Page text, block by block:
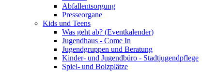
Abfallentsorgung
Presseorgane
Kids und Teens
Was geht ab? (Eventkalender)
Jugendhaus - Come In
Jugendgruppen und Beratung
Kinder- und Jugendbüro - Stadtjugendpflege
Spiel- und Bolzplätze